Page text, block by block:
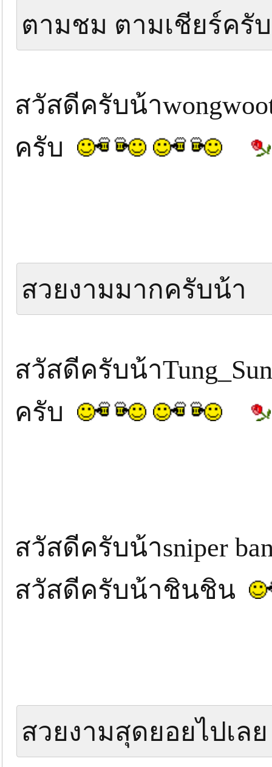
ตามชม ตามเชียร์ครับ
สวัสดีครับน้า
ครับ
สวยงามมากครับน้า
สวัสดีครับน้า
ครับ
สวัสดีครับน้าsniper
สวัสดีครับน้าชินชิน
สวยงามสุดยอยไปเลย